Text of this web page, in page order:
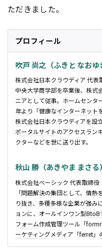
ただきました。
プロフィール
吹戸 尚之（ふきと なおゆ
株式会社日本クラウディア 代表
中央大学商学部を卒業後、株式
ニアとして従事。ホームセンタ
年より「健康なインターネット
株式会社日本クラウディアを設
ポータルサイトのアクセスラン
クターなどを世に送り出す。
秋山 勝（あきやま まさる）
株式会社ベーシック 代表取締役
「問題解決の集団として、情
り抜き、多種多様な企業が強み
ョンに、オールインワン型BtoB
フォーム作成管理ツール「
ーケティングメディア「ferret」